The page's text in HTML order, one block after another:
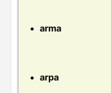
arma
arpa